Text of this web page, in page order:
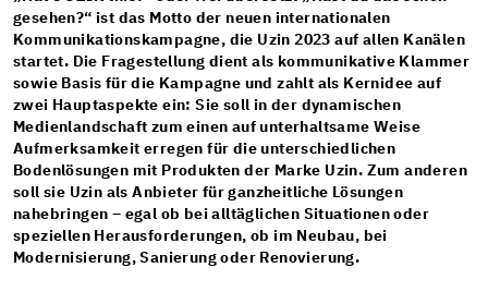
gesehen?“ ist das Motto der neuen internationalen
Kommunikationskampagne, die Uzin 2023 auf allen Kanälen
startet. Die Fragestellung dient als kommunikative Klammer
sowie Basis für die Kampagne und zahlt als Kernidee auf
zwei Hauptaspekte ein: Sie soll in der dynamischen
Medienlandschaft zum einen auf unterhaltsame Weise
Aufmerksamkeit erregen für die unterschiedlichen
Bodenlösungen mit Produkten der Marke Uzin. Zum anderen
soll sie Uzin als Anbieter für ganzheitliche Lösungen
nahebringen – egal ob bei alltäglichen Situationen oder
speziellen Herausforderungen, ob im Neubau, bei
Modernisierung, Sanierung oder Renovierung.